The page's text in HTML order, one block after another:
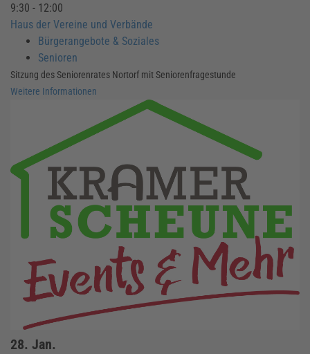
9:30 - 12:00
Haus der Vereine und Verbände
Bürgerangebote & Soziales
Senioren
Sitzung des Seniorenrates Nortorf mit Seniorenfragestunde
Weitere Informationen
28. Jan.